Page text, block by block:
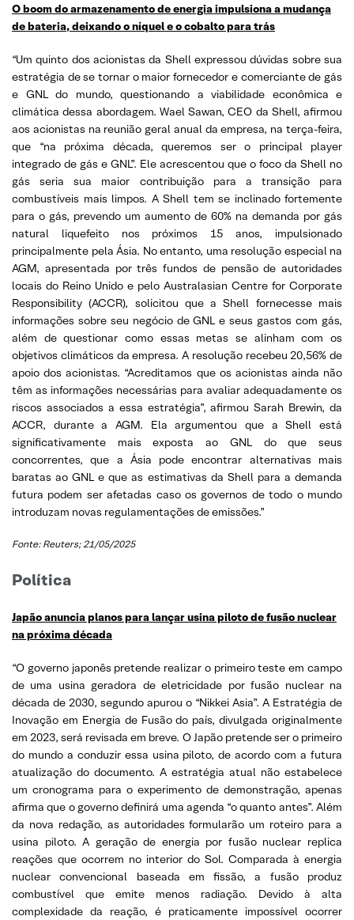
O boom do armazenamento de energia impulsiona a mudança
de bateria, deixando o níquel e o cobalto para trás
“Um quinto dos acionistas da Shell expressou dúvidas sobre sua
estratégia de se tornar o maior fornecedor e comerciante de gás
e GNL do mundo, questionando a viabilidade econômica e
climática dessa abordagem. Wael Sawan, CEO da Shell, afirmou
aos acionistas na reunião geral anual da empresa, na terça-feira,
que “na próxima década, queremos ser o principal player
integrado de gás e GNL”. Ele acrescentou que o foco da Shell no
gás seria sua maior contribuição para a transição para
combustíveis mais limpos. A Shell tem se inclinado fortemente
para o gás, prevendo um aumento de 60% na demanda por gás
natural liquefeito nos próximos 15 anos, impulsionado
principalmente pela Ásia. No entanto, uma resolução especial na
AGM, apresentada por três fundos de pensão de autoridades
locais do Reino Unido e pelo Australasian Centre for Corporate
Responsibility (ACCR), solicitou que a Shell fornecesse mais
informações sobre seu negócio de GNL e seus gastos com gás,
além de questionar como essas metas se alinham com os
objetivos climáticos da empresa. A resolução recebeu 20,56% de
apoio dos acionistas. “Acreditamos que os acionistas ainda não
têm as informações necessárias para avaliar adequadamente os
riscos associados a essa estratégia”, afirmou Sarah Brewin, da
ACCR, durante a AGM. Ela argumentou que a Shell está
significativamente mais exposta ao GNL do que seus
concorrentes, que a Ásia pode encontrar alternativas mais
baratas ao GNL e que as estimativas da Shell para a demanda
futura podem ser afetadas caso os governos de todo o mundo
introduzam novas regulamentações de emissões.”
Fonte: Reuters; 21/05/2025
Política
Japão anuncia planos para lançar usina piloto de fusão nuclear
na próxima década
“O governo japonês pretende realizar o primeiro teste em campo
de uma usina geradora de eletricidade por fusão nuclear na
década de 2030, segundo apurou o “Nikkei Asia”. A Estratégia de
Inovação em Energia de Fusão do país, divulgada originalmente
em 2023, será revisada em breve. O Japão pretende ser o primeiro
do mundo a conduzir essa usina piloto, de acordo com a futura
atualização do documento. A estratégia atual não estabelece
um cronograma para o experimento de demonstração, apenas
afirma que o governo definirá uma agenda “o quanto antes”. Além
da nova redação, as autoridades formularão um roteiro para a
usina piloto. A geração de energia por fusão nuclear replica
reações que ocorrem no interior do Sol. Comparada à energia
nuclear convencional baseada em fissão, a fusão produz
combustível que emite menos radiação. Devido à alta
complexidade da reação, é praticamente impossível ocorrer